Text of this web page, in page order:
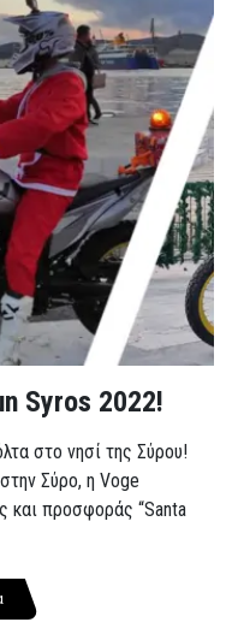
Syros 2022!
στο νησί της Σύρου!
Σύρο, η Voge
και προσφοράς “Santa